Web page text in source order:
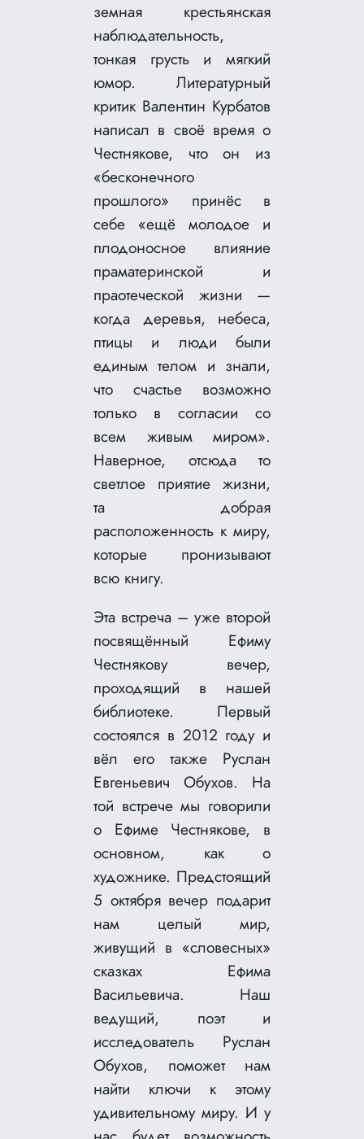
земная крестьянская
наблюдательность,
тонкая грусть и мягкий
юмор. Литературный
критик Валентин Курбатов
написал в своё время о
Честнякове, что он из
«бесконечного
прошлого» принёс в
себе «ещё молодое и
плодоносное влияние
праматеринской и
праотеческой жизни —
когда деревья, небеса,
птицы и люди были
единым телом и знали,
что счастье возможно
только в согласии со
всем живым миром».
Наверное, отсюда то
светлое приятие жизни,
та добрая
расположенность к миру,
которые пронизывают
всю книгу.
Эта встреча – уже второй
посвящённый Ефиму
Честнякову вечер,
проходящий в нашей
библиотеке. Первый
состоялся в 2012 году и
вёл его также Руслан
Евгеньевич Обухов. На
той встрече мы говорили
о Ефиме Честнякове, в
основном, как о
художнике. Предстоящий
5 октября вечер подарит
нам целый мир,
живущий в «словесных»
сказках Ефима
Васильевича. Наш
ведущий, поэт и
исследователь Руслан
Обухов, поможет нам
найти ключи к этому
удивительному миру. И у